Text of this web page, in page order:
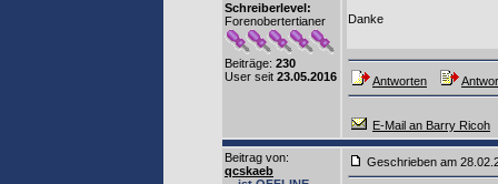
Schreiberlevel:
Forenobertertianer
Beiträge: 230
User seit 23.05.2016
Danke
Antworten
E-Mail an Barry Ricoh
Beitrag von:
qcskaeb
Geschrieben am